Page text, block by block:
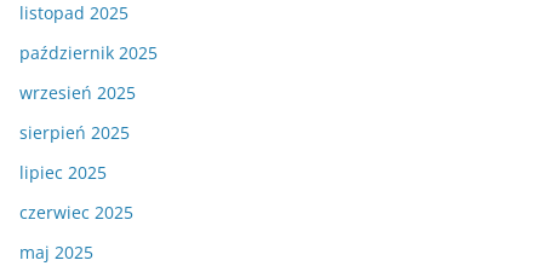
listopad 2025
październik 2025
wrzesień 2025
sierpień 2025
lipiec 2025
czerwiec 2025
maj 2025